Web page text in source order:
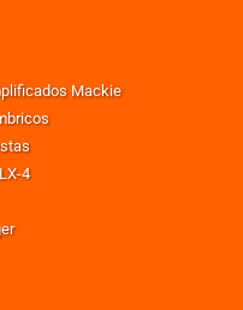
Mackie
4